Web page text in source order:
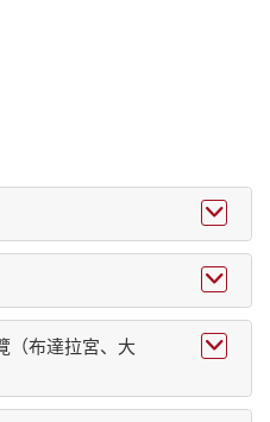


（布達拉宮、大
